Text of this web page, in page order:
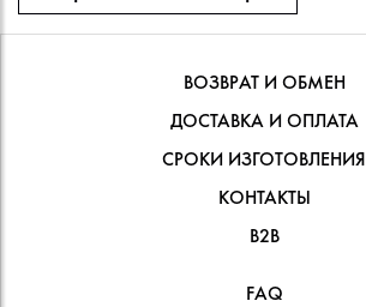
ВОЗВРАТ И ОБМЕН
ДОСТАВКА И ОПЛАТА
СРОКИ ИЗГОТОВЛЕНИЯ
КОНТАКТЫ
В2В
FAQ